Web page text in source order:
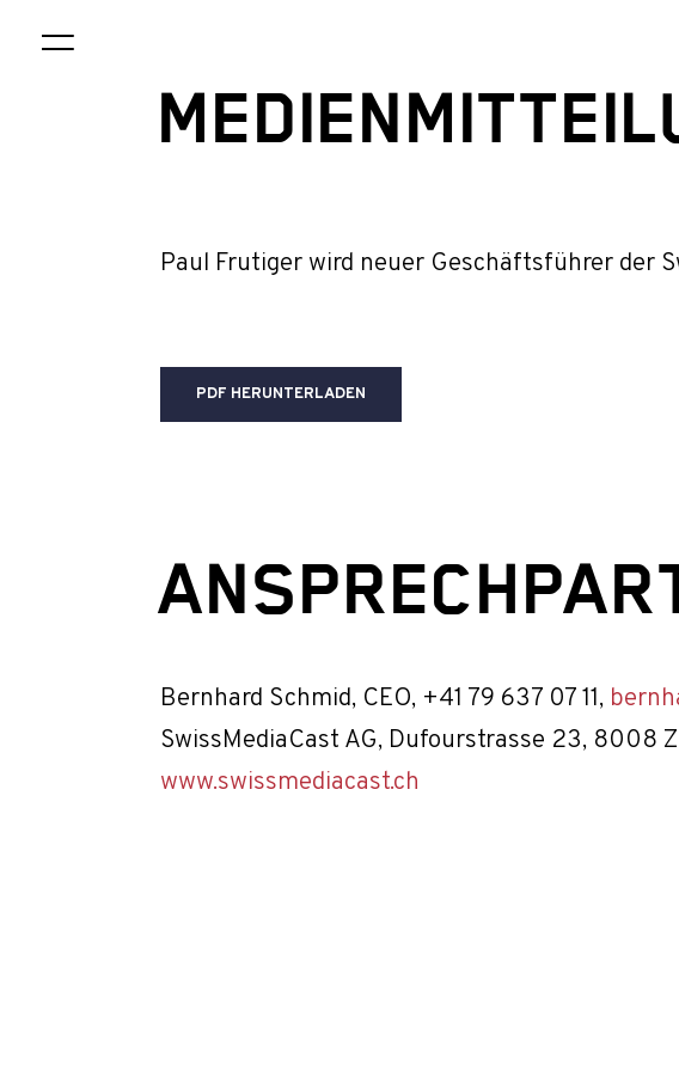
Paul Frutiger wird neuer Geschäftsführer der
PDF HERUNTERLADEN
Bernhard Schmid, CEO, +41 79 637 07 11,
SwissMediaCast AG, Dufourstrasse 23, 8008
www.swissmediacast.ch